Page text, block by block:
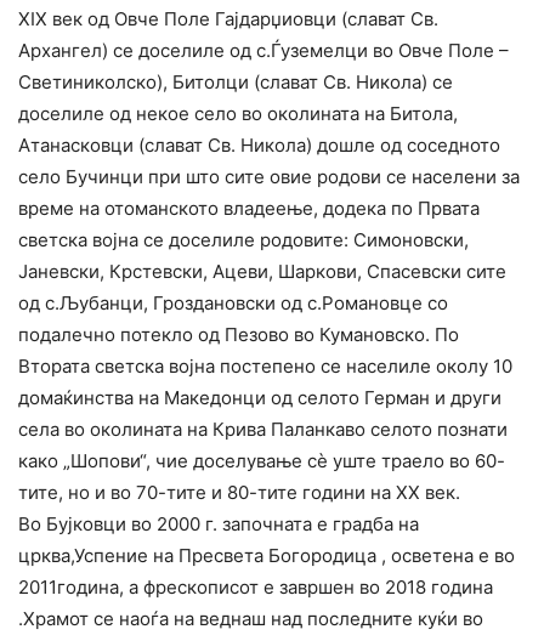
XIX век од Овче Поле Гајдарџиовци (слават Св.
Архангел) се доселиле од с.Ѓуземелци во Овче Поле –
Светиниколско), Битолци (слават Св. Никола) се
доселиле од некое село во околината на Битола,
Атанасковци (слават Св. Никола) дошле од соседното
село Бучинци при што сите овие родови се населени за
време на отоманското владеење, додека по Првата
светска војна се доселиле родовите: Симоновски,
Јаневски, Крстевски, Ацеви, Шаркови, Спасевски сите
од с.Љубанци, Гроздановски од с.Романовце со
подалечно потекло од Пезово во Кумановско. По
Втората светска војна постепено се населиле околу 10
домаќинства на Македонци од селото Герман и други
села во околината на Крива Паланкаво селото познати
како „Шопови“, чие доселување сѐ уште траело во 60-
тите, но и во 70-тите и 80-тите години на ХХ век.
Во Бујковци во 2000 г. започната е градба на
црква,Успение на Пресвета Богородица , осветена е во
2011година, а фрескописот е завршен во 2018 година
.Храмот се наоѓа на веднаш над последните куќи во